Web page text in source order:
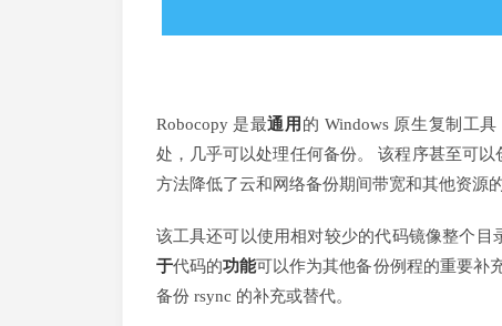
Robocopy 是最通用 的 Windows 原生复制工
处，几乎可以处理任何备份。 该程序甚至可
方法降低了云和网络备份期间带宽和其他资源的
该工具还可以使用相对较少的代码镜像整个目
于代码的功能可以作为其他备份例程的重要补
备份 rsync 的补充或替代。